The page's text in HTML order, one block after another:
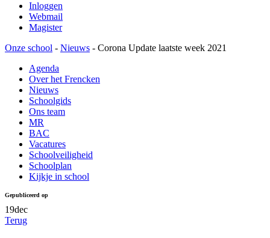
Inloggen
Webmail
Magister
Onze school - Nieuws - Corona Update laatste week 2021
Agenda
Over het Frencken
Nieuws
Schoolgids
Ons team
MR
BAC
Vacatures
Schoolveiligheid
Schoolplan
Kijkje in school
Gepubliceerd op
19dec
Terug